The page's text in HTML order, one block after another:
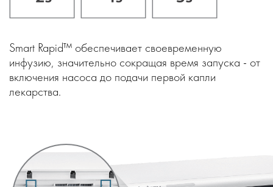
Smart Rapid™ обеспечивает своевременную
инфузию, значительно сокращая время запуска - от
включения насоса до подачи первой капли
лекарства.